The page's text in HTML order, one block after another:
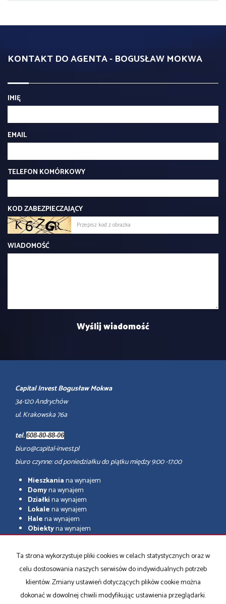
KONTAKT DO AGENTA - BOGUSŁAW MOKWA
IMIĘ
EMAIL
TELEFON KOMÓRKOWY
KOD ZABEZPIECZAJĄCY
WIADOMOŚĆ
Capital Invest Bogusław Mokwa
34-120 Andrychów
ul. Krakowska 76a
tel. 608-80-88-06
biuro@capital-invest.pl
biuro czynne: od poniedziałku do piątku między 9:00 -17:00
Mieszkaniana wynajem
Domyna wynajem
Działkina wynajem
Lokalena wynajem
Halena wynajem
Obiektyna wynajem
Mieszkania
na sprzedaż
Domyna sprzedaż
Działkina sprzedaż
Lokalena sprzedaż
Halena sprzedaż
Ta strona wykorzystuje pliki cookies w celach statystycznych oraz w
celu dostosowania naszych serwisów do indywidualnych potrzeb
klientów. Zmiany ustawień dotyczących plików cookie można
dokonać w dowolnej chwili modyfikując ustawienia przeglądarki.